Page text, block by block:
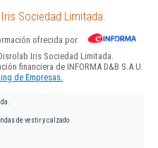
Sociedad Limitada.
ofrecida por
Iris Sociedad Limitada.
financiera de INFORMA D&B S.A.U.
de Empresas.
de vestir y calzado